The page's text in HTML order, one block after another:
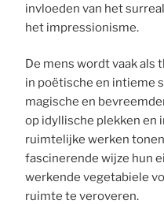
invloeden van het
het impressionisme.
De mens wordt vaak
in poëtische en intieme
magische en
op idyllische plekken en
ruimtelijke werken
fascinerende wijze hun
werkende vegetabiele
ruimte te veroveren.